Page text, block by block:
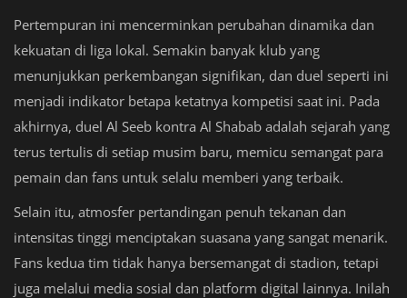
Pertempuran ini mencerminkan perubahan dinamika dan
kekuatan di liga lokal. Semakin banyak klub yang
menunjukkan perkembangan signifikan, dan duel seperti ini
menjadi indikator betapa ketatnya kompetisi saat ini. Pada
akhirnya, duel Al Seeb kontra Al Shabab adalah sejarah yang
terus tertulis di setiap musim baru, memicu semangat para
pemain dan fans untuk selalu memberi yang terbaik.
Selain itu, atmosfer pertandingan penuh tekanan dan
intensitas tinggi menciptakan suasana yang sangat menarik.
Fans kedua tim tidak hanya bersemangat di stadion, tetapi
juga melalui media sosial dan platform digital lainnya. Inilah